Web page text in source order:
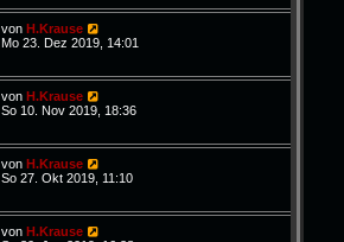
vonH.Krause
Mo 23. Dez 2019, 14:01
vonH.Krause
So 10. Nov 2019, 18:36
vonH.Krause
So 27. Okt 2019, 11:10
vonH.Krause